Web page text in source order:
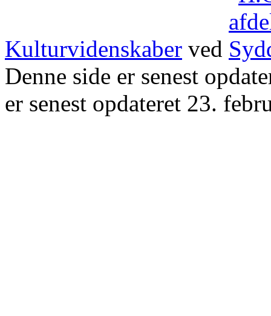
Kulturvidenskaber ved
Denne side er senest
er senest opdateret 23.